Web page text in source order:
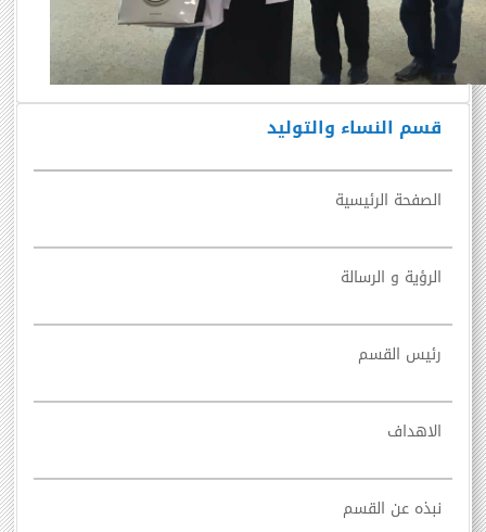
قسم النساء والتوليد
الصفحة الرئيسية
الرؤية و الرسالة
رئيس القسم
الاهداف
نبذه عن القسم